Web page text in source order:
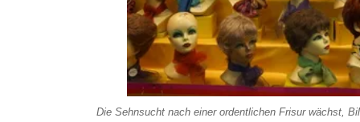
Die Sehnsucht nach einer ordentlichen Frisur wächst,